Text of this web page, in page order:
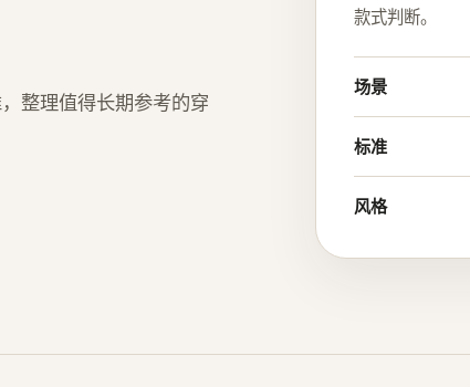
整理值得长期参考的穿
款式判断。
场景
标准
风格